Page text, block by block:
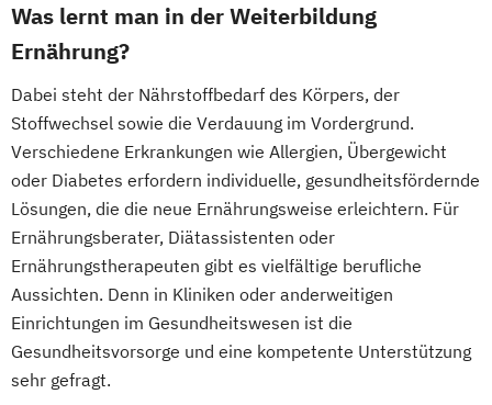
Fachberater für Nahrungsergänzungsmittel
Fachkraft für Betriebliches
Gesundheitsmanagement
Fachtrainer/in für Sportrehabilitation
Fachwirt/in für Prävention und
Gesundheitsförderung (IHK)
Fachwirt/in im Gesundheits- und
Sozialwesen (IHK)
Food Coach
Ganzheitlicher Ernährungsberater
Geprüfter Ernährungsfachwirt
Geprüfter Fachwirt für Prävention und
Was lernt man in der Weiterbildung
Ernährung?
Dabei steht der Nährstoffbedarf des Körpers, der
Stoffwechsel sowie die Verdauung im Vordergrund.
Verschiedene Erkrankungen wie Allergien, Übergewicht
oder Diabetes erfordern individuelle, gesundheitsfördernde
Lösungen, die die neue Ernährungsweise erleichtern. Für
Ernährungsberater, Diätassistenten oder
Ernährungstherapeuten gibt es vielfältige berufliche
Aussichten. Denn in Kliniken oder anderweitigen
Einrichtungen im Gesundheitswesen ist die
Gesundheitsvorsorge und eine kompetente Unterstützung
sehr gefragt.